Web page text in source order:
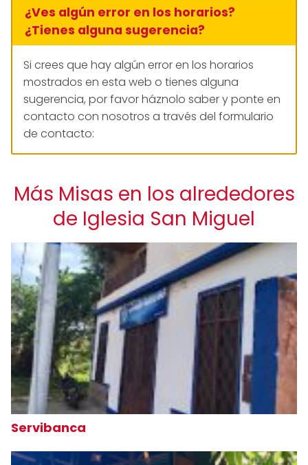
¿Ves algún error en los horarios?
¿Tienes alguna sugerencia?
Si crees que hay algún error en los horarios
mostrados en esta web o tienes alguna
sugerencia, por favor háznolo saber y ponte en
contacto con nosotros a través del formulario
de contacto:
Más Misas en los alrededores
de Iglesia San Miguel
Servibanca